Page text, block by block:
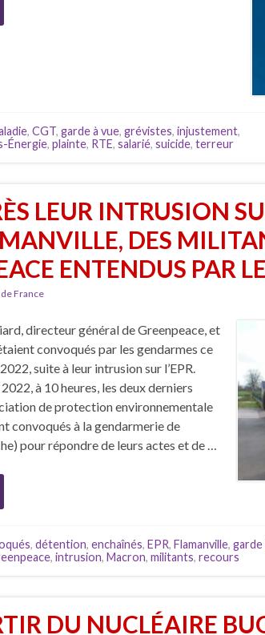
, CGT, garde à vue, grévistes, injustement,
Énergie, plainte, RTE, salarié, suicide, terreur
LEUR INTRUSION
DES
ENTENDUS PAR
France
directeur général de Greenpeace, et
convoqués par les gendarmes ce
suite à leur intrusion sur l’EPR.
à 10 heures, les deux derniers
de protection environnementale
convoqués à la gendarmerie de
pour répondre de leurs actes et de …
, détention, enchaînés, EPR, Flamanville, garde
, intrusion, Macron, militants, recours
DU NUCLÉAIRE